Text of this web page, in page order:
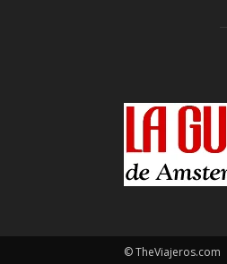
© TheViajeros.com